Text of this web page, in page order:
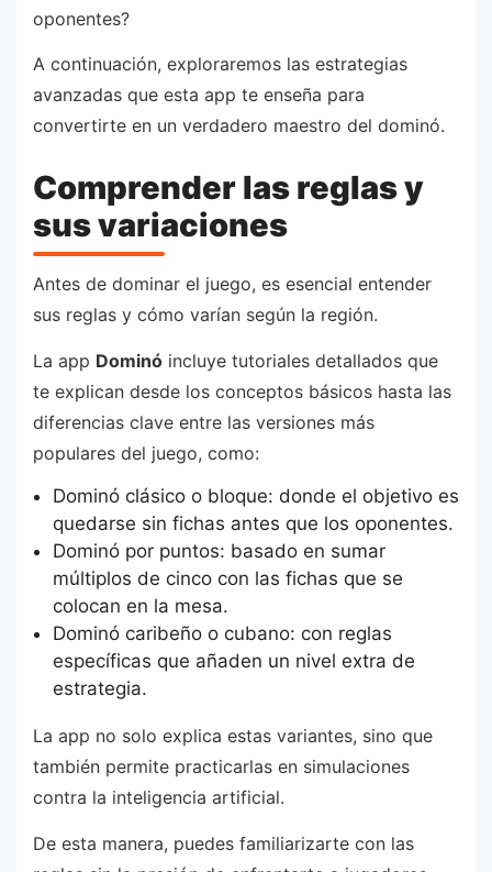
oponentes?
A continuación, exploraremos las estrategias
avanzadas que esta app te enseña para
convertirte en un verdadero maestro del dominó.
Comprender las reglas y
sus variaciones
Antes de dominar el juego, es esencial entender
sus reglas y cómo varían según la región.
La app Dominó incluye tutoriales detallados que
te explican desde los conceptos básicos hasta las
diferencias clave entre las versiones más
populares del juego, como:
Dominó clásico o bloque: donde el objetivo es
quedarse sin fichas antes que los oponentes.
Dominó por puntos: basado en sumar
múltiplos de cinco con las fichas que se
colocan en la mesa.
Dominó caribeño o cubano: con reglas
específicas que añaden un nivel extra de
estrategia.
La app no solo explica estas variantes, sino que
también permite practicarlas en simulaciones
contra la inteligencia artificial.
De esta manera, puedes familiarizarte con las